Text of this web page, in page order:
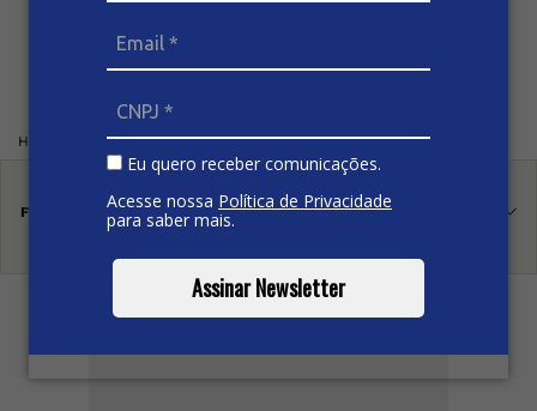
Eu quero receber comunicações.
Acesse nossa Política de Privacidade
para saber mais.
Assinar Newsletter
Home Feminino Calça PANTALONA
FILTRAR Ordenar por Mais recentes
Anterior 1 2 Próximo